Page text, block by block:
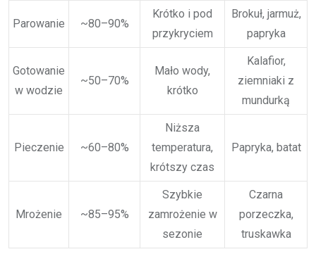
Parowanie ~80–90%
Krótko i pod
przykryciem
Brokuł, jarmuż,
papryka
Gotowanie
w wodzie
~50–70%
Mało wody,
krótko
Kalafior,
ziemniaki z
mundurką
Pieczenie ~60–80%
Niższa
temperatura,
krótszy czas
Papryka, batat
Mrożenie ~85–95%
Szybkie
zamrożenie w
sezonie
Czarna
porzeczka,
truskawka